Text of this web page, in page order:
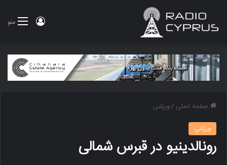
منو ورود
صفحه اصلی /ورزشی
ورزشی
رونالدینیو در قبرس شمالی